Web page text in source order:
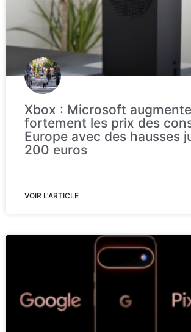
Xbox : Microsoft augmente
fortement les prix des
Europe avec des hausses
200 euros
VOIR L'ARTICLE